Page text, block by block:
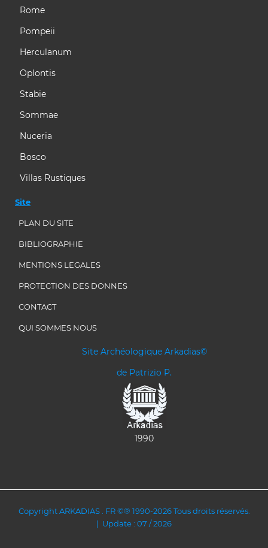
Rome
Pompeii
Herculanum
Oplontis
Stabie
Sommae
Nuceria
Bosco
Villas Rustiques
Site
PLAN DU SITE
BIBLIOGRAPHIE
MENTIONS LEGALES
PROTECTION DES DONNES
CONTACT
QUI SOMMES NOUS
Site Archéologique Arkadias©
de Patrizio P.
1990
Copyright ARKADIAS . FR ©® 1990-2026 Tous droits réservés.
| Update : 07 / 2026